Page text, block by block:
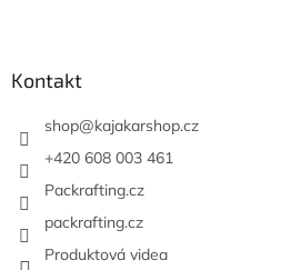
Kontakt
shop@kajakarshop.cz
+420 608 003 461
Packrafting.cz
packrafting.cz
Produktová videa